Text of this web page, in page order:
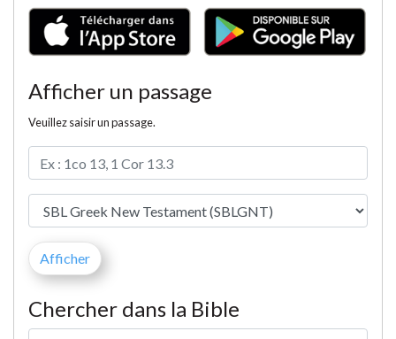
Afficher un passage
Veuillez saisir un passage.
Chercher dans la Bible